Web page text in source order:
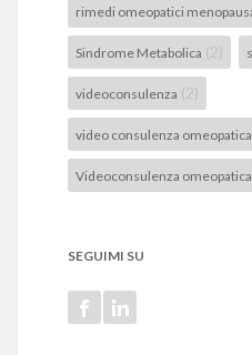
rimedi omeopatici
Sindrome Metabolica (2)
videoconsulenza (2)
video consulenza omeopatica
Videoconsulenza omeopatica
SEGUIMI SU